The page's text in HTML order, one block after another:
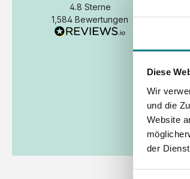
Diese
Wir
und die
Website
der
4.8 Sterne
1,584 Bewertungen